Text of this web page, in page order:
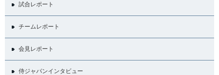
試合レポート
チームレポート
会見レポート
侍ジャパンインタビュー